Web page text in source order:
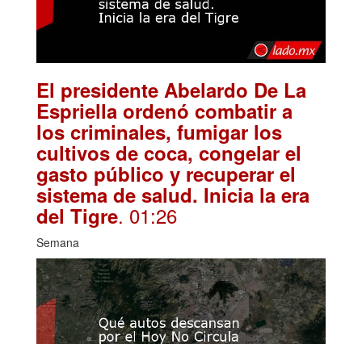
El presidente Abelardo De La
Espriella ordenó combatir a
los criminales, fumigar los
cultivos de coca, congelar el
gasto público y recuperar el
sistema de salud. Inicia la era
del Tigre. 01:26
Semana